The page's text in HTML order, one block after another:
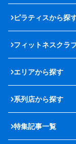
ピラティスから探
フィットネスクラ
エリアから探す
系列店から探す
特集記事一覧